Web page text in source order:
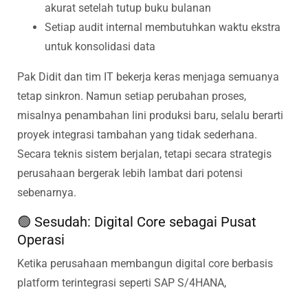
akurat setelah tutup buku bulanan
Setiap audit internal membutuhkan waktu ekstra
untuk konsolidasi data
Pak Didit dan tim IT bekerja keras menjaga semuanya
tetap sinkron. Namun setiap perubahan proses,
misalnya penambahan lini produksi baru, selalu berarti
proyek integrasi tambahan yang tidak sederhana.
Secara teknis sistem berjalan, tetapi secara strategis
perusahaan bergerak lebih lambat dari potensi
sebenarnya.
🟢 Sesudah: Digital Core sebagai Pusat
Operasi
Ketika perusahaan membangun digital core berbasis
platform terintegrasi seperti SAP S/4HANA,